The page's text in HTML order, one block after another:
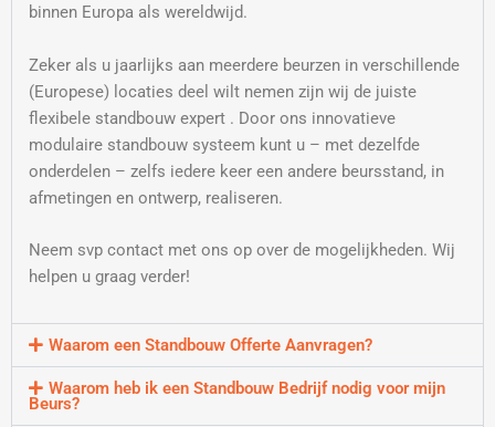
binnen Europa als wereldwijd.
Zeker als u jaarlijks aan meerdere beurzen in verschillende
(Europese) locaties deel wilt nemen zijn wij de juiste
flexibele standbouw expert . Door ons innovatieve
modulaire standbouw systeem kunt u – met dezelfde
onderdelen – zelfs iedere keer een andere beursstand, in
afmetingen en ontwerp, realiseren.
Neem svp contact met ons op over de mogelijkheden. Wij
helpen u graag verder!
Waarom een Standbouw Offerte Aanvragen?
Waarom heb ik een Standbouw Bedrijf nodig voor mijn
Beurs?